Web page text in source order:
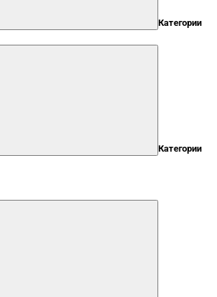
Категории
Категории